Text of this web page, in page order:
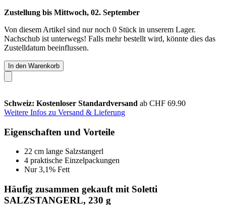
Zustellung bis Mittwoch, 02. September
Von diesem Artikel sind nur noch 0 Stück in unserem Lager.
Nachschub ist unterwegs! Falls mehr bestellt wird, könnte dies das
Zustelldatum beeinflussen.
In den Warenkorb
Schweiz: Kostenloser Standardversand ab CHF 69.90
Weitere Infos zu Versand & Lieferung
Eigenschaften und Vorteile
22 cm lange Salzstangerl
4 praktische Einzelpackungen
Nur 3,1% Fett
Häufig zusammen gekauft mit Soletti
SALZSTANGERL, 230 g